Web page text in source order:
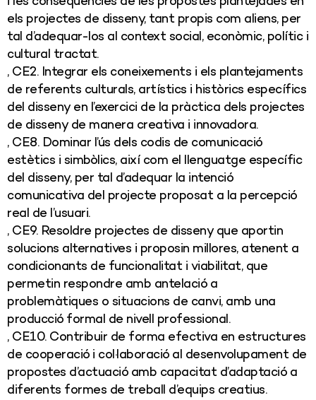
els projectes de disseny, tant propis com aliens, per
tal d’adequar-los al context social, econòmic, polític i
cultural tractat.
, CE2. Integrar els coneixements i els plantejaments
de referents culturals, artístics i històrics específics
del disseny en l’exercici de la pràctica dels projectes
de disseny de manera creativa i innovadora.
, CE8. Dominar l’ús dels codis de comunicació
estètics i simbòlics, així com el llenguatge específic
del disseny, per tal d’adequar la intenció
comunicativa del projecte proposat a la percepció
real de l’usuari.
, CE9. Resoldre projectes de disseny que aportin
solucions alternatives i proposin millores, atenent a
condicionants de funcionalitat i viabilitat, que
permetin respondre amb antelació a
problemàtiques o situacions de canvi, amb una
producció formal de nivell professional.
, CE10. Contribuir de forma efectiva en estructures
de cooperació i col·laboració al desenvolupament de
propostes d’actuació amb capacitat d’adaptació a
diferents formes de treball d’equips creatius.